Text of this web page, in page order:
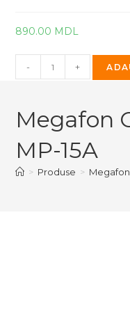
890.00 MDL
Cantitate
Megafon
MP-
15A
- +
Megafon
MP-15A
> Produse >